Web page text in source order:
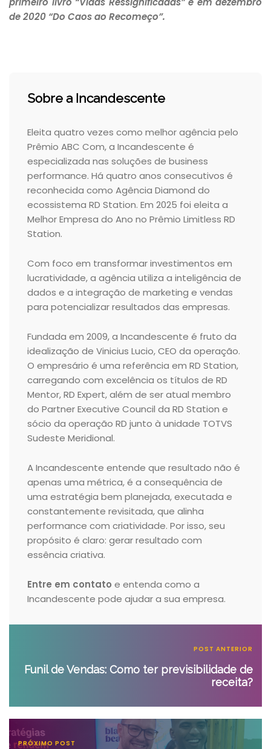
de 2020 “Do Caos ao Recomeço”.
Sobre a Incandescente
Eleita quatro vezes como melhor agência pelo
Prêmio ABC Com, a Incandescente é
especializada nas soluções de business
performance. Há quatro anos consecutivos é
reconhecida como Agência Diamond do
ecossistema RD Station. Em 2025 foi eleita a
Melhor Empresa do Ano no Prêmio Limitless RD
Station.
Com foco em transformar investimentos em
lucratividade, a agência utiliza a inteligência de
dados e a integração de marketing e vendas
para potencializar resultados das empresas.
Fundada em 2009, a Incandescente é fruto da
idealização de Vinicius Lucio, CEO da operação.
O empresário é uma referência em RD Station,
carregando com excelência os títulos de RD
Mentor, RD Expert, além de ser atual membro
do Partner Executive Council da RD Station e
sócio da operação RD junto à unidade TOTVS
Sudeste Meridional.
A Incandescente entende que resultado não é
apenas uma métrica, é a consequência de
uma estratégia bem planejada, executada e
constantemente revisitada, que alinha
performance com criatividade. Por isso, seu
propósito é claro: gerar resultado com
essência criativa.
Entre em contato e entenda como a
Incandescente pode ajudar a sua empresa.
POST ANTERIOR
Funil de Vendas: Como ter previsibilidade de
receita?
PRÓXIMO POST